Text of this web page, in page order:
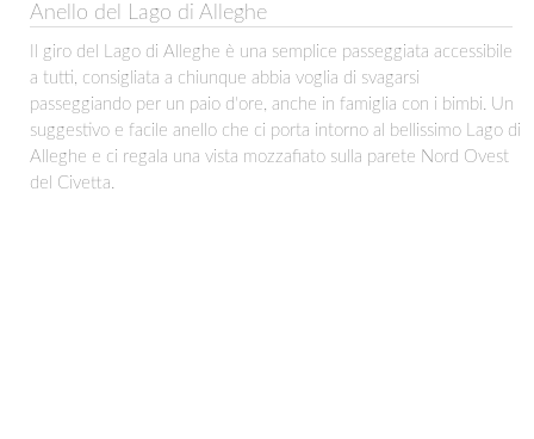
Anello del Lago di Alleghe
Il giro del Lago di Alleghe è una semplice passeggiata accessibile
a tutti, consigliata a chiunque abbia voglia di svagarsi
passeggiando per un paio d'ore, anche in famiglia con i bimbi. Un
suggestivo e facile anello che ci porta intorno al bellissimo Lago di
Alleghe e ci regala una vista mozzafiato sulla parete Nord Ovest
del Civetta.